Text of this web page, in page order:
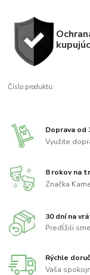
Číslo produktu:
Doprava od
Využite
8 rokov na
Značka
30 dní na
Predĺžili
Rýchle
Vaša